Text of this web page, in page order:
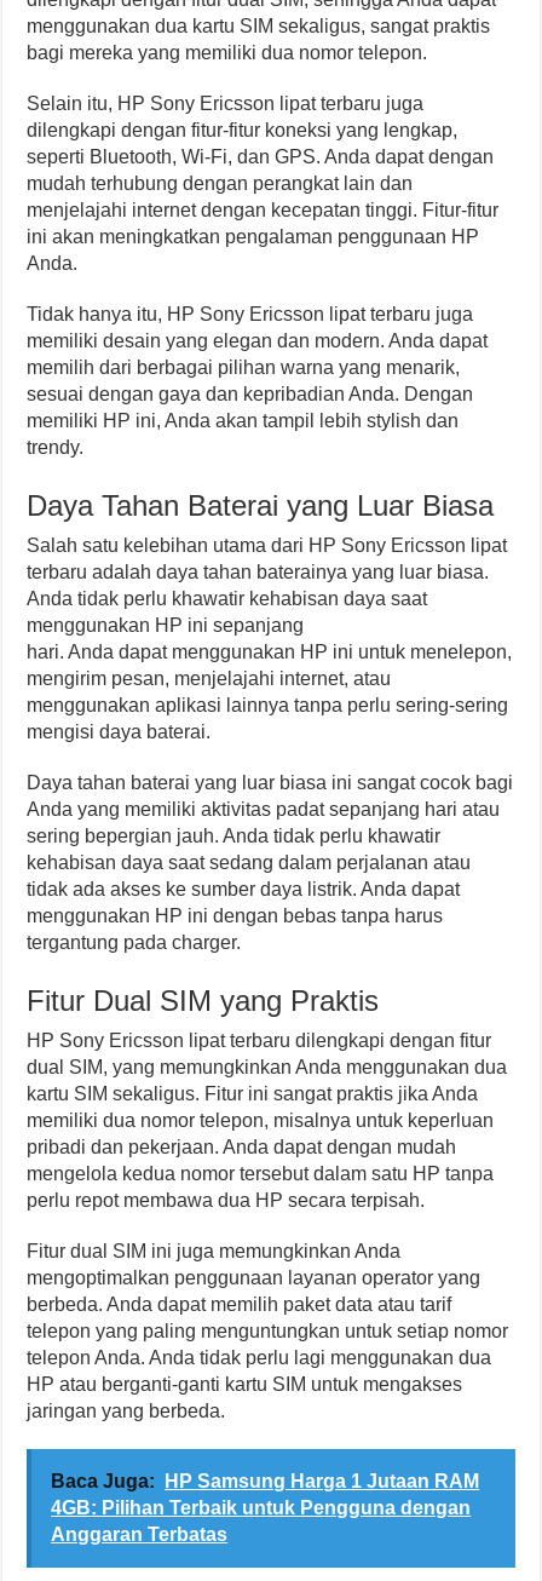
menggunakan dua kartu SIM sekaligus, sangat praktis
bagi mereka yang memiliki dua nomor telepon.
Selain itu, HP Sony Ericsson lipat terbaru juga
dilengkapi dengan fitur-fitur koneksi yang lengkap,
seperti Bluetooth, Wi-Fi, dan GPS. Anda dapat dengan
mudah terhubung dengan perangkat lain dan
menjelajahi internet dengan kecepatan tinggi. Fitur-fitur
ini akan meningkatkan pengalaman penggunaan HP
Anda.
Tidak hanya itu, HP Sony Ericsson lipat terbaru juga
memiliki desain yang elegan dan modern. Anda dapat
memilih dari berbagai pilihan warna yang menarik,
sesuai dengan gaya dan kepribadian Anda. Dengan
memiliki HP ini, Anda akan tampil lebih stylish dan
trendy.
Daya Tahan Baterai yang Luar Biasa
Salah satu kelebihan utama dari HP Sony Ericsson lipat
terbaru adalah daya tahan baterainya yang luar biasa.
Anda tidak perlu khawatir kehabisan daya saat
menggunakan HP ini sepanjang
hari. Anda dapat menggunakan HP ini untuk menelepon,
mengirim pesan, menjelajahi internet, atau
menggunakan aplikasi lainnya tanpa perlu sering-sering
mengisi daya baterai.
Daya tahan baterai yang luar biasa ini sangat cocok bagi
Anda yang memiliki aktivitas padat sepanjang hari atau
sering bepergian jauh. Anda tidak perlu khawatir
kehabisan daya saat sedang dalam perjalanan atau
tidak ada akses ke sumber daya listrik. Anda dapat
menggunakan HP ini dengan bebas tanpa harus
tergantung pada charger.
Fitur Dual SIM yang Praktis
HP Sony Ericsson lipat terbaru dilengkapi dengan fitur
dual SIM, yang memungkinkan Anda menggunakan dua
kartu SIM sekaligus. Fitur ini sangat praktis jika Anda
memiliki dua nomor telepon, misalnya untuk keperluan
pribadi dan pekerjaan. Anda dapat dengan mudah
mengelola kedua nomor tersebut dalam satu HP tanpa
perlu repot membawa dua HP secara terpisah.
Fitur dual SIM ini juga memungkinkan Anda
mengoptimalkan penggunaan layanan operator yang
berbeda. Anda dapat memilih paket data atau tarif
telepon yang paling menguntungkan untuk setiap nomor
telepon Anda. Anda tidak perlu lagi menggunakan dua
HP atau berganti-ganti kartu SIM untuk mengakses
jaringan yang berbeda.
Baca Juga:
HP Samsung Harga 1 Jutaan RAM
4GB: Pilihan Terbaik untuk Pengguna dengan
Anggaran Terbatas